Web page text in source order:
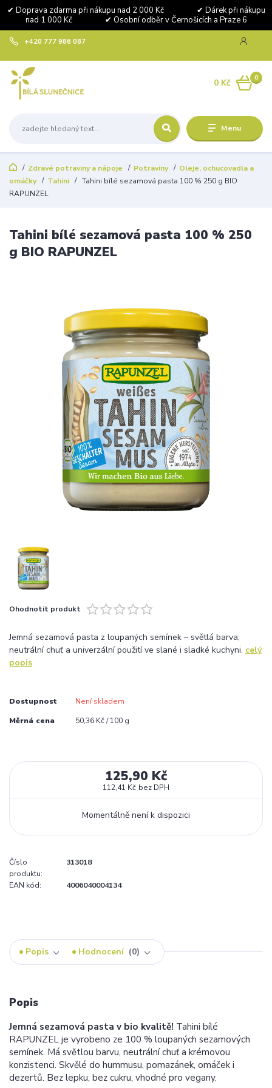
✔ Doprava zdarma při nákupu nad 2 000 Kč ✔ Dárek při nákupu
nad 1 000 Kč ✔ Osobní odběr v Černošicích a Praze 6
Menu
+420 777 986 087
0
0 Kč
Zdravé potraviny a nápoje Potraviny
Oleje, ochucovadla a
omáčky
Tahini
Tahini bílé sezamová pasta 100 % 250 g BIO
RAPUNZEL
Tahini bílé sezamová pasta 100 % 250
g BIO RAPUNZEL
Ohodnotit produkt
Jemná sezamová pasta z loupaných semínek – světlá barva,
neutrální chuť a univerzální použití ve slané i sladké kuchyni. celý
popis
Dostupnost Není skladem
Měrná cena 50,36 Kč / 100 g
125,90 Kč
112,41 Kč bez DPH
Momentálně není k dispozici
Číslo
produktu:
313018
EAN kód: 4006040004134
Popis Hodnocení 0
Popis
Jemná sezamová pasta v bio kvalitě! Tahini bílé
RAPUNZEL je vyrobeno ze 100 % loupaných sezamových
semínek. Má světlou barvu, neutrální chuť a krémovou
konzistenci. Skvělé do hummusu, pomazánek, omáček i
dezertů. Bez lepku, bez cukru, vhodné pro vegany.